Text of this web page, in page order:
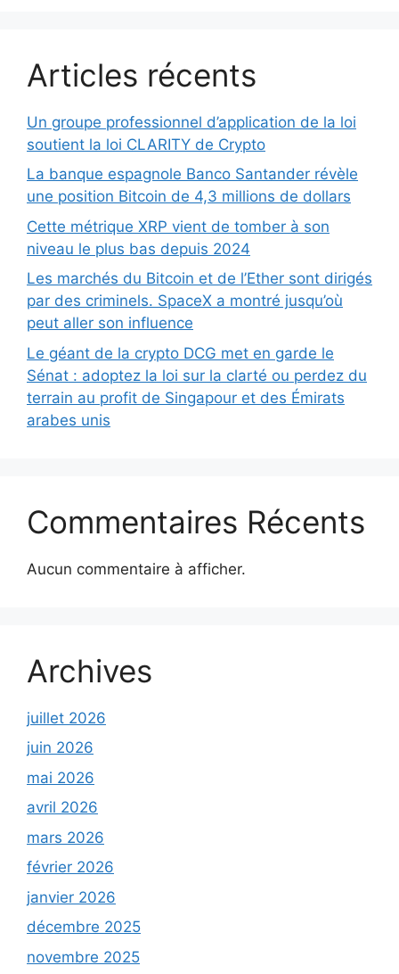
Articles récents
Un groupe professionnel d’application de la loi
soutient la loi CLARITY de Crypto
La banque espagnole Banco Santander révèle
une position Bitcoin de 4,3 millions de dollars
Cette métrique XRP vient de tomber à son
niveau le plus bas depuis 2024
Les marchés du Bitcoin et de l’Ether sont dirigés
par des criminels. SpaceX a montré jusqu’où
peut aller son influence
Le géant de la crypto DCG met en garde le
Sénat : adoptez la loi sur la clarté ou perdez du
terrain au profit de Singapour et des Émirats
arabes unis
Commentaires Récents
Aucun commentaire à afficher.
Archives
juillet 2026
juin 2026
mai 2026
avril 2026
mars 2026
février 2026
janvier 2026
décembre 2025
novembre 2025